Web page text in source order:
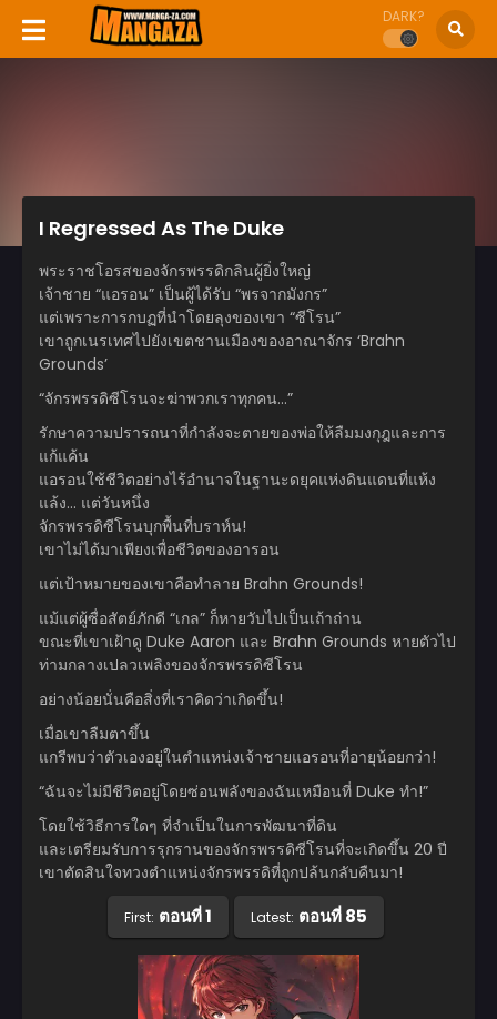
DARK?
I Regressed As The Duke
พระราชโอรสของจักรพรรดิกลินผู้ยิ่งใหญ่
เจ้าชาย “แอรอน” เป็นผู้ได้รับ “พรจากมังกร”
แต่เพราะการกบฏที่นำโดยลุงของเขา “ซีโรน”
เขาถูกเนรเทศไปยังเขตชานเมืองของอาณาจักร ‘Brahn
Grounds’
“จักรพรรดิซีโรนจะฆ่าพวกเราทุกคน…”
รักษาความปรารถนาที่กำลังจะตายของพ่อให้ลืมมงกุฎและการ
แก้แค้น
แอรอนใช้ชีวิตอย่างไร้อำนาจในฐานะดยุคแห่งดินแดนที่แห้ง
แล้ง… แต่วันหนึ่ง
จักรพรรดิซีโรนบุกพื้นที่บราห์น!
เขาไม่ได้มาเพียงเพื่อชีวิตของอารอน
แต่เป้าหมายของเขาคือทำลาย Brahn Grounds!
แม้แต่ผู้ซื่อสัตย์ภักดี “เกล” ก็หายวับไปเป็นเถ้าถ่าน
ขณะที่เขาเฝ้าดู Duke Aaron และ Brahn Grounds หายตัวไป
ท่ามกลางเปลวเพลิงของจักรพรรดิซีโรน
อย่างน้อยนั่นคือสิ่งที่เราคิดว่าเกิดขึ้น!
เมื่อเขาลืมตาขึ้น
แกรีพบว่าตัวเองอยู่ในตำแหน่งเจ้าชายแอรอนที่อายุน้อยกว่า!
“ฉันจะไม่มีชีวิตอยู่โดยซ่อนพลังของฉันเหมือนที่ Duke ทำ!”
โดยใช้วิธีการใดๆ ที่จำเป็นในการพัฒนาที่ดิน
และเตรียมรับการรุกรานของจักรพรรดิซีโรนที่จะเกิดขึ้น 20 ปี
เขาตัดสินใจทวงตำแหน่งจักรพรรดิที่ถูกปล้นกลับคืนมา!
First: ตอนที่ 1 Latest: ตอนที่ 85